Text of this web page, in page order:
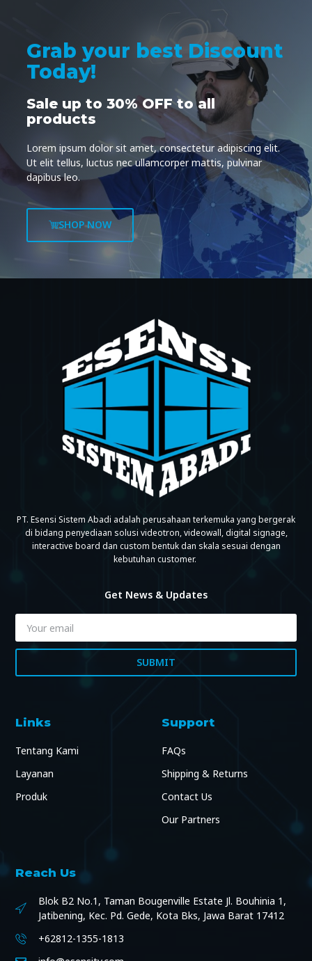
Grab your best Discount
Today!
Sale up to 30% OFF to all
products
Lorem ipsum dolor sit amet, consectetur adipiscing elit.
Ut elit tellus, luctus nec ullamcorper mattis, pulvinar
dapibus leo.
SHOP NOW
PT. Esensi Sistem Abadi adalah perusahaan terkemuka yang bergerak
di bidang penyediaan solusi videotron, videowall, digital signage,
interactive board dan custom bentuk dan skala sesuai dengan
kebutuhan customer.
Get News & Updates
SUBMIT
Links
Tentang Kami
Layanan
Produk
Support
FAQs
Shipping & Returns
Contact Us
Our Partners
Reach Us
Blok B2 No.1, Taman Bougenville Estate Jl. Bouhinia 1,
Jatibening, Kec. Pd. Gede, Kota Bks, Jawa Barat 17412
+62812-1355-1813